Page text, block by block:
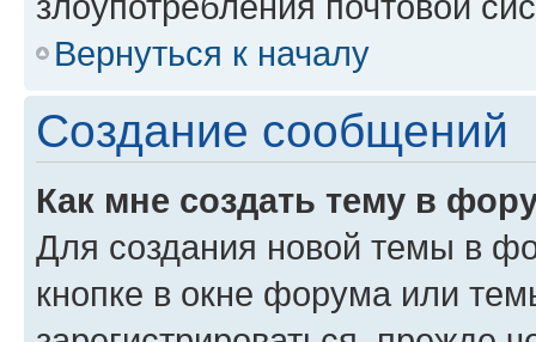
Вернуться к началу
Создание сообщений
Как мне создать тему в
Для создания новой темы в
кнопке в окне форума или